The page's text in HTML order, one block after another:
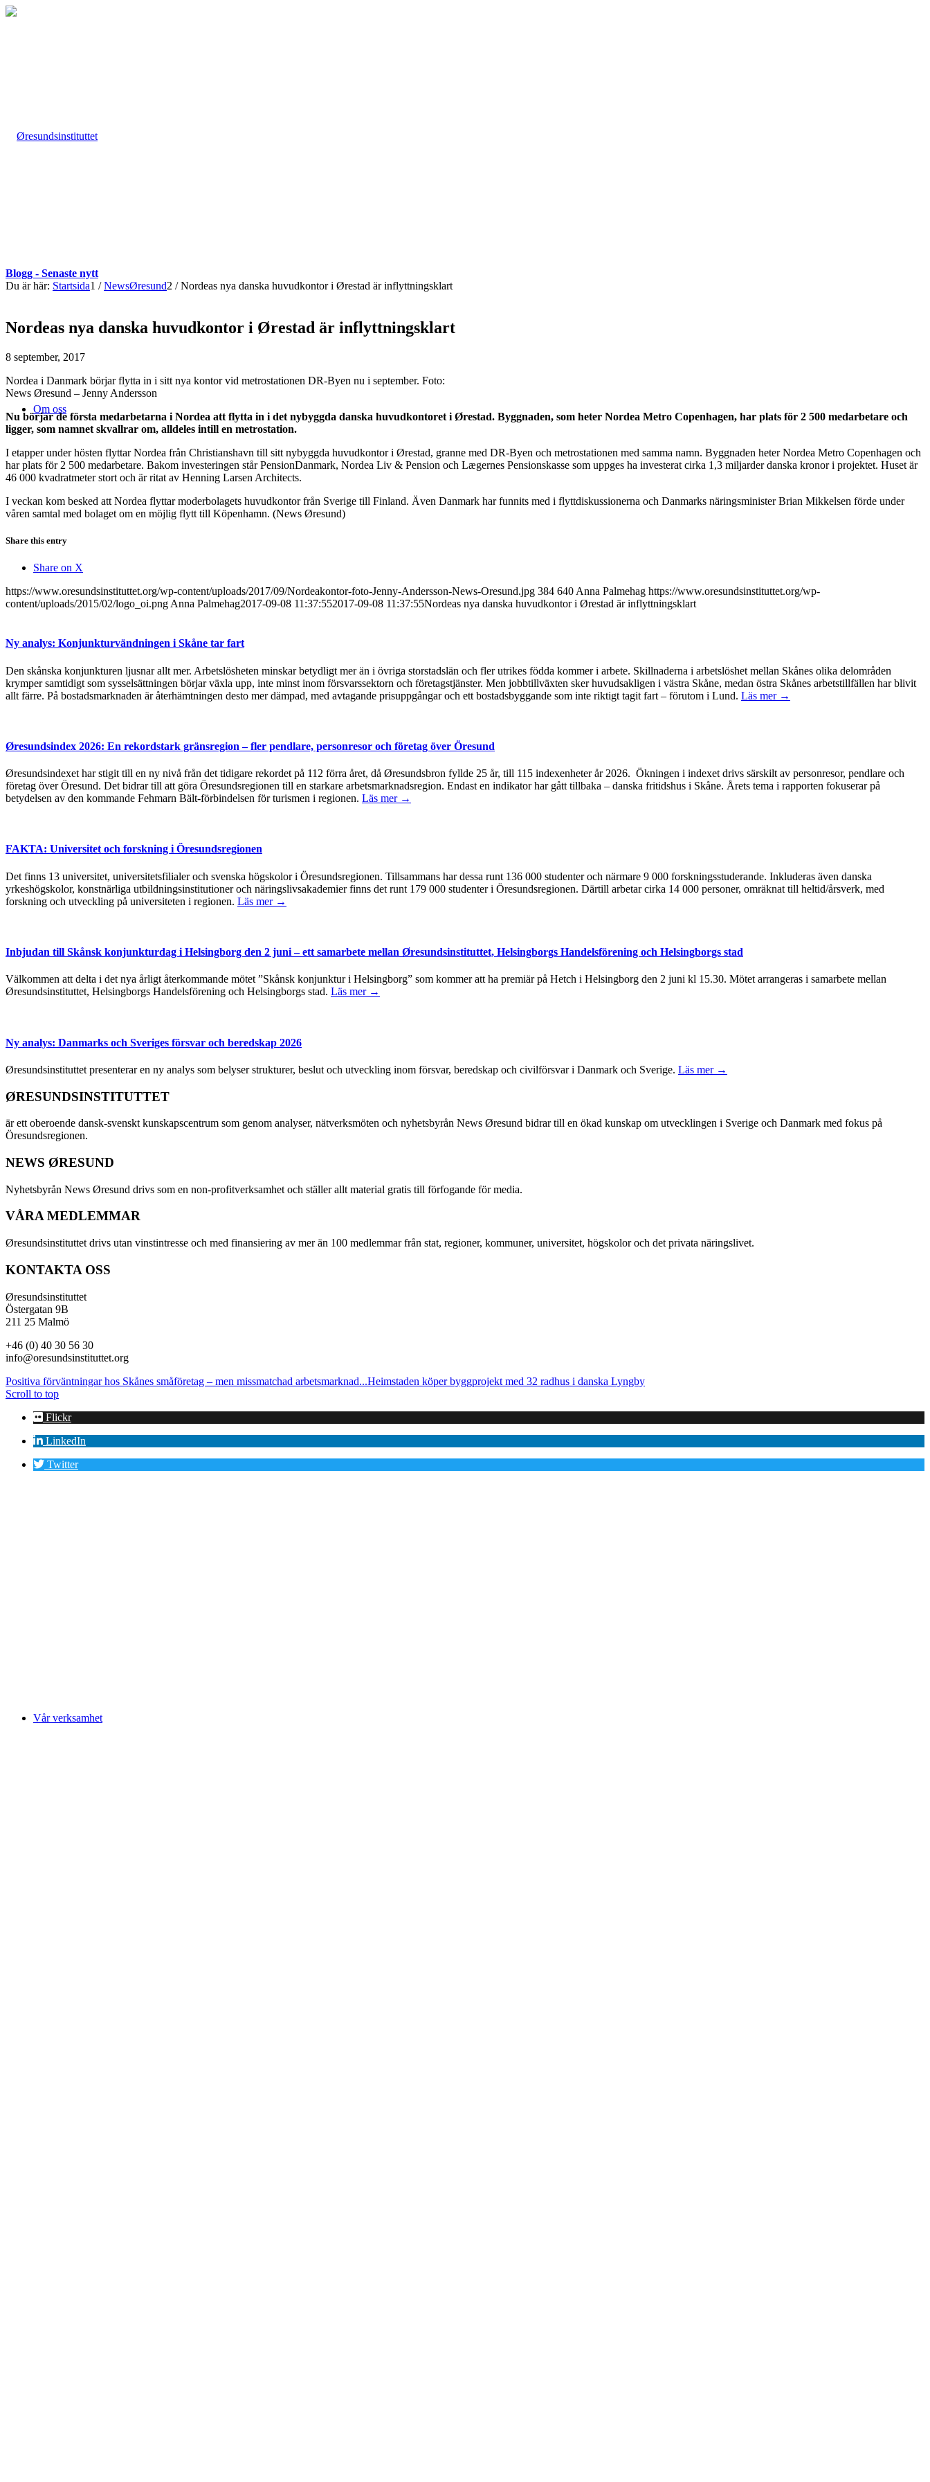
Om oss
Vår verksamhet
Blogg - Senaste nytt
Du är här: Startsida1 / NewsØresund2 / Nordeas nya danska huvudkontor i Ørestad är inflyttningsklart
Nordeas nya danska huvudkontor i Ørestad är inflyttningsklart
8 september, 2017
Nordea i Danmark börjar flytta in i sitt nya kontor vid metrostationen DR-Byen nu i september. Foto:
News Øresund – Jenny Andersson
Nu börjar de första medarbetarna i Nordea att flytta in i det nybyggda danska huvudkontoret i Ørestad. Byggnaden, som heter Nordea Metro Copenhagen, har plats för 2 500 medarbetare och
ligger, som namnet skvallrar om, alldeles intill en metrostation.
I etapper under hösten flyttar Nordea från Christianshavn till sitt nybyggda huvudkontor i Ørestad, granne med DR-Byen och metrostationen med samma namn. Byggnaden heter Nordea Metro Copenhagen och
har plats för 2 500 medarbetare. Bakom investeringen står PensionDanmark, Nordea Liv & Pension och Lægernes Pensionskasse som uppges ha investerat cirka 1,3 miljarder danska kronor i projektet. Huset är
46 000 kvadratmeter stort och är ritat av Henning Larsen Architects.
I veckan kom besked att Nordea flyttar moderbolagets huvudkontor från Sverige till Finland. Även Danmark har funnits med i flyttdiskussionerna och Danmarks näringsminister Brian Mikkelsen förde under
våren samtal med bolaget om en möjlig flytt till Köpenhamn. (News Øresund)
Share this entry
Share on X
https://www.oresundsinstituttet.org/wp-content/uploads/2017/09/Nordeakontor-foto-Jenny-Andersson-News-Oresund.jpg 384 640 Anna Palmehag https://www.oresundsinstituttet.org/wp-
content/uploads/2015/02/logo_oi.png Anna Palmehag2017-09-08 11:37:552017-09-08 11:37:55Nordeas nya danska huvudkontor i Ørestad är inflyttningsklart
Ny analys: Konjunkturvändningen i Skåne tar fart
Den skånska konjunkturen ljusnar allt mer. Arbetslösheten minskar betydligt mer än i övriga storstadslän och fler utrikes födda kommer i arbete. Skillnaderna i arbetslöshet mellan Skånes olika delområden
krymper samtidigt som sysselsättningen börjar växla upp, inte minst inom försvarssektorn och företagstjänster. Men jobbtillväxten sker huvudsakligen i västra Skåne, medan östra Skånes arbetstillfällen har blivit
allt färre. På bostadsmarknaden är återhämtningen desto mer dämpad, med avtagande prisuppgångar och ett bostadsbyggande som inte riktigt tagit fart – förutom i Lund. Läs mer →
Øresundsindex 2026: En rekordstark gränsregion – fler pendlare, personresor och företag över Öresund
Øresundsindexet har stigit till en ny nivå från det tidigare rekordet på 112 förra året, då Øresundsbron fyllde 25 år, till 115 indexenheter år 2026. Ökningen i indexet drivs särskilt av personresor, pendlare och
företag över Öresund. Det bidrar till att göra Öresundsregionen till en starkare arbetsmarknadsregion. Endast en indikator har gått tillbaka – danska fritidshus i Skåne. Årets tema i rapporten fokuserar på
betydelsen av den kommande Fehmarn Bält-förbindelsen för turismen i regionen. Läs mer →
FAKTA: Universitet och forskning i Öresundsregionen
Det finns 13 universitet, universitetsfilialer och svenska högskolor i Öresundsregionen. Tillsammans har dessa runt 136 000 studenter och närmare 9 000 forskningsstuderande. Inkluderas även danska
yrkeshögskolor, konstnärliga utbildningsinstitutioner och näringslivsakademier finns det runt 179 000 studenter i Öresundsregionen. Därtill arbetar cirka 14 000 personer, omräknat till heltid/årsverk, med
forskning och utveckling på universiteten i regionen. Läs mer →
Inbjudan till Skånsk konjunkturdag i Helsingborg den 2 juni – ett samarbete mellan Øresundsinstituttet, Helsingborgs Handelsförening och Helsingborgs stad
Välkommen att delta i det nya årligt återkommande mötet ”Skånsk konjunktur i Helsingborg” som kommer att ha premiär på Hetch i Helsingborg den 2 juni kl 15.30. Mötet arrangeras i samarbete mellan
Øresundsinstituttet, Helsingborgs Handelsförening och Helsingborgs stad. Läs mer →
Ny analys: Danmarks och Sveriges försvar och beredskap 2026
Øresundsinstituttet presenterar en ny analys som belyser strukturer, beslut och utveckling inom försvar, beredskap och civilförsvar i Danmark och Sverige. Läs mer →
ØRESUNDSINSTITUTTET
är ett oberoende dansk-svenskt kunskapscentrum som genom analyser, nätverksmöten och nyhetsbyrån News Øresund bidrar till en ökad kunskap om utvecklingen i Sverige och Danmark med fokus på
Öresundsregionen.
NEWS ØRESUND
Nyhetsbyrån News Øresund drivs som en non-profitverksamhet och ställer allt material gratis till förfogande för media.
VÅRA MEDLEMMAR
Øresundsinstituttet drivs utan vinst­intresse och med finansiering av mer än 100 medlemmar från stat, regioner, kommuner, universitet, högskolor och det privata näringslivet.
KONTAKTA OSS
Øresundsinstituttet
Östergatan 9B
211 25 Malmö
+46 (0) 40 30 56 30
info@oresundsinstituttet.org
Positiva förväntningar hos Skånes småföretag – men missmatchad arbetsmarknad...Heimstaden köper byggprojekt med 32 radhus i danska Lyngby
Scroll to top
Flickr
LinkedIn
Twitter